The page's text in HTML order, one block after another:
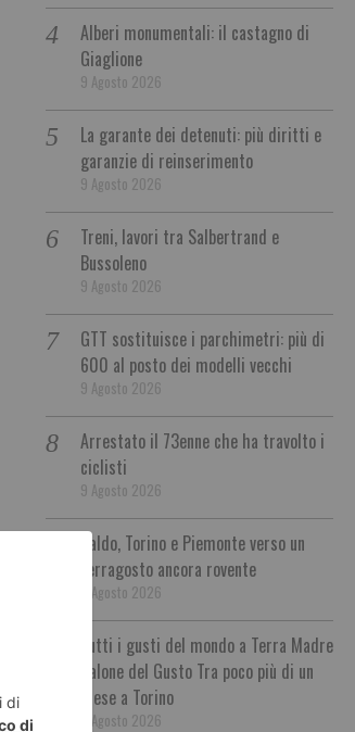
Alberi monumentali: il castagno di
Giaglione
9 Agosto 2026
La garante dei detenuti: più diritti e
garanzie di reinserimento
9 Agosto 2026
Treni, lavori tra Salbertrand e
Bussoleno
9 Agosto 2026
GTT sostituisce i parchimetri: più di
600 al posto dei modelli vecchi
9 Agosto 2026
Arrestato il 73enne che ha travolto i
ciclisti
9 Agosto 2026
Caldo, Torino e Piemonte verso un
Ferragosto ancora rovente
9 Agosto 2026
Tutti i gusti del mondo a Terra Madre
Salone del Gusto Tra poco più di un
mese a Torino
9 Agosto 2026